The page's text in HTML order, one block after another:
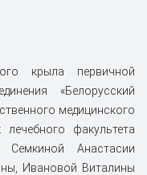
крыла первичной
«Белорусский
медицинского
факультета
Семкиной Анастасии
Ивановой Виталины